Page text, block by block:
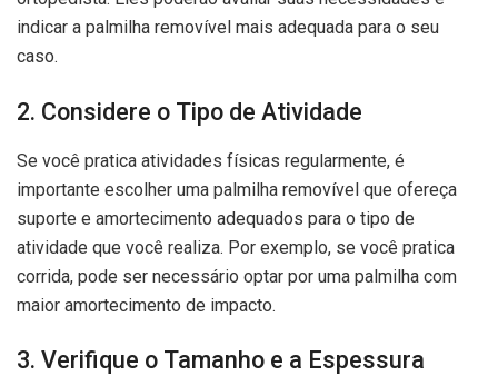
indicar a palmilha removível mais adequada para o seu
caso.
2. Considere o Tipo de Atividade
Se você pratica atividades físicas regularmente, é
importante escolher uma palmilha removível que ofereça
suporte e amortecimento adequados para o tipo de
atividade que você realiza. Por exemplo, se você pratica
corrida, pode ser necessário optar por uma palmilha com
maior amortecimento de impacto.
3. Verifique o Tamanho e a Espessura